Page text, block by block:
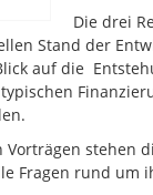
Die drei
Stand der
auf die
Vorträgen stehen
Fragen rund um